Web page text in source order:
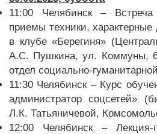
11:00 Челябинск –
приемы техники,
в клубе «Берегиня»
А.С. Пушкина, ул. Коммуны,
отдел социально-
11:30 Челябинск – Курс
администратор соцсетей»
Л.К. Татьяничевой,
12:00 Челябинск – Лекция-